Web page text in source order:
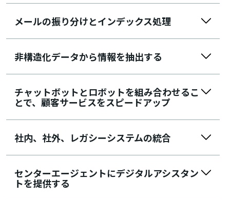
メールの振り分けとインデックス処理
非構造化データから情報を抽出する
チャットボットとロボットを組み合わせるこ
とで、顧客サービスをスピードアップ
社内、社外、レガシーシステムの統合
センターエージェントにデジタルアシスタン
トを提供する